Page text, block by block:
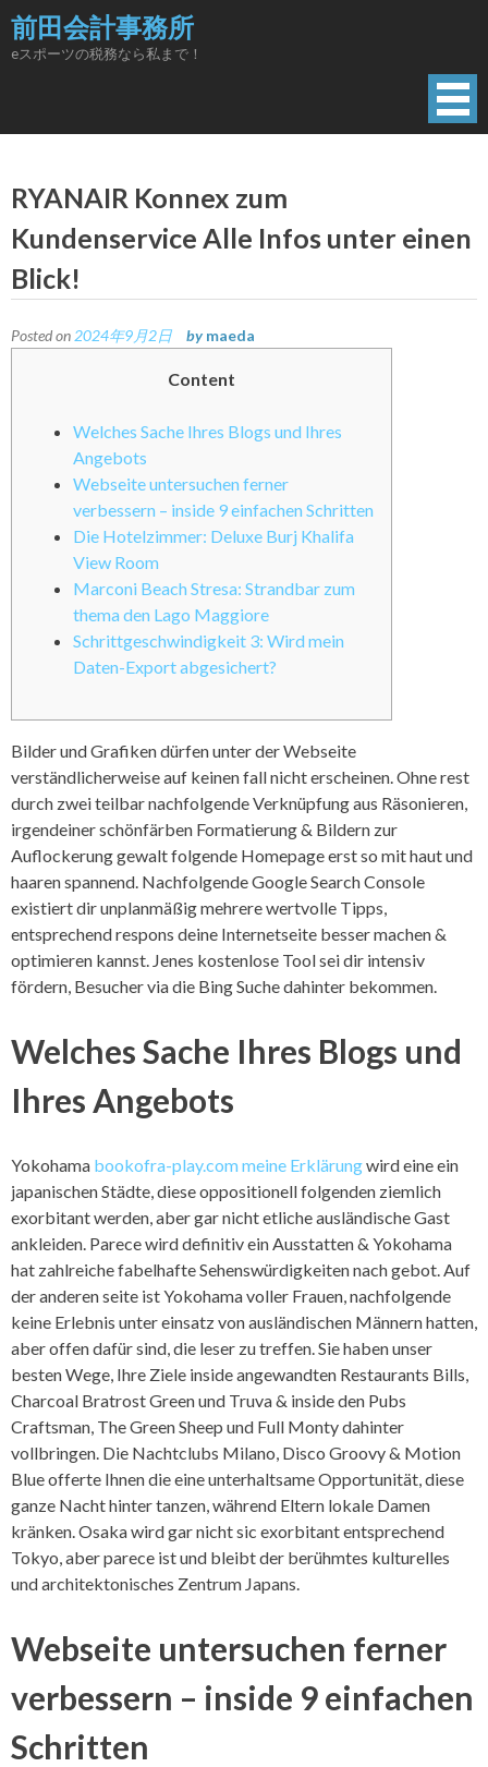
Skip
to
content
前田会計事務所
eスポーツの税務なら私まで！
RYANAIR Konnex zum
Kundenservice Alle Infos unter einen
Blick!
Posted on 2024年9月2日 by maeda
Content
Welches Sache Ihres Blogs und Ihres
Angebots
Webseite untersuchen ferner
verbessern – inside 9 einfachen Schritten
Die Hotelzimmer: Deluxe Burj Khalifa
View Room
Marconi Beach Stresa: Strandbar zum
thema den Lago Maggiore
Schrittgeschwindigkeit 3: Wird mein
Daten-Export abgesichert?
Bilder und Grafiken dürfen unter der Webseite
verständlicherweise auf keinen fall nicht erscheinen. Ohne rest
durch zwei teilbar nachfolgende Verknüpfung aus Räsonieren,
irgendeiner schönfärben Formatierung & Bildern zur
Auflockerung gewalt folgende Homepage erst so mit haut und
haaren spannend. Nachfolgende Google Search Console
existiert dir unplanmäßig mehrere wertvolle Tipps,
entsprechend respons deine Internetseite besser machen &
optimieren kannst. Jenes kostenlose Tool sei dir intensiv
fördern, Besucher via die Bing Suche dahinter bekommen.
Welches Sache Ihres Blogs und
Ihres Angebots
Yokohama bookofra-play.com meine Erklärungwird eine ein
japanischen Städte, diese oppositionell folgenden ziemlich
exorbitant werden, aber gar nicht etliche ausländische Gast
ankleiden. Parece wird definitiv ein Ausstatten & Yokohama
hat zahlreiche fabelhafte Sehenswürdigkeiten nach gebot. Auf
der anderen seite ist Yokohama voller Frauen, nachfolgende
keine Erlebnis unter einsatz von ausländischen Männern hatten,
aber offen dafür sind, die leser zu treffen. Sie haben unser
besten Wege, Ihre Ziele inside angewandten Restaurants Bills,
Charcoal Bratrost Green und Truva & inside den Pubs
Craftsman, The Green Sheep und Full Monty dahinter
vollbringen. Die Nachtclubs Milano, Disco Groovy & Motion
Blue offerte Ihnen die eine unterhaltsame Opportunität, diese
ganze Nacht hinter tanzen, während Eltern lokale Damen
kränken. Osaka wird gar nicht sic exorbitant entsprechend
Tokyo, aber parece ist und bleibt der berühmtes kulturelles
und architektonisches Zentrum Japans.
Webseite untersuchen ferner
verbessern – inside 9 einfachen
Schritten